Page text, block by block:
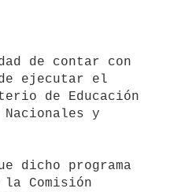
ejecutar el
de Educación
y
la Comisión